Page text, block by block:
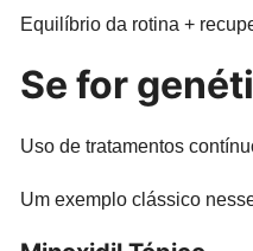
Equilíbrio da rotina +
Se for
Uso de tratamentos
Um exemplo clássico